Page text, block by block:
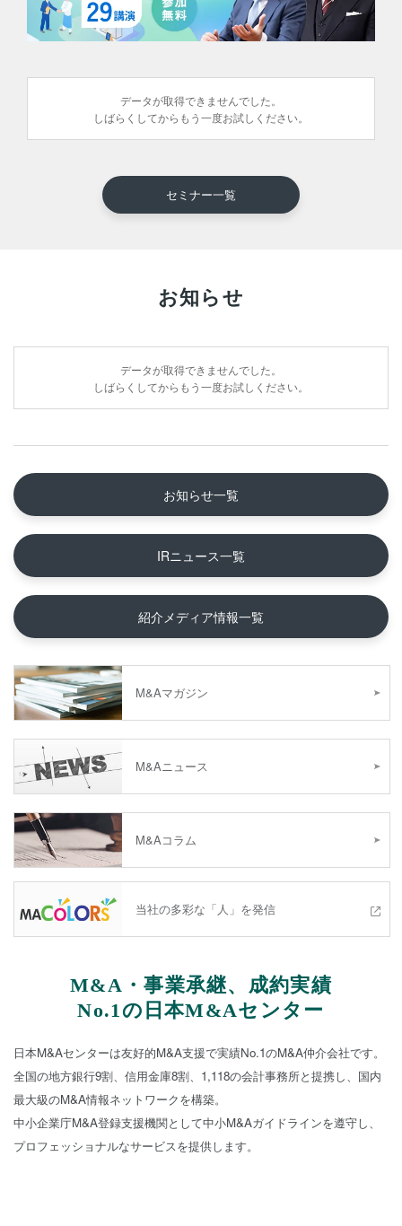
データが取得できませんでした。
しばらくしてからもう一度お試しください。
セミナー一覧
お知らせ
データが取得できませんでした。
しばらくしてからもう一度お試しください。
お知らせ一覧
IRニュース一覧
紹介メディア情報一覧
M&Aマガジン
M&Aニュース
M&Aコラム
当社の多彩な「人」を発信
M&A・事業承継、成約実績
No.1の日本M&Aセンター
日本M&Aセンターは友好的M&A支援で実績No.1のM&A仲介会社です。
全国の地方銀行9割、信用金庫8割、1,118の会計事務所と提携し、国内
最大級のM&A情報ネットワークを構築。
中小企業庁M&A登録支援機関として中小M&Aガイドラインを遵守し、
プロフェッショナルなサービスを提供します。